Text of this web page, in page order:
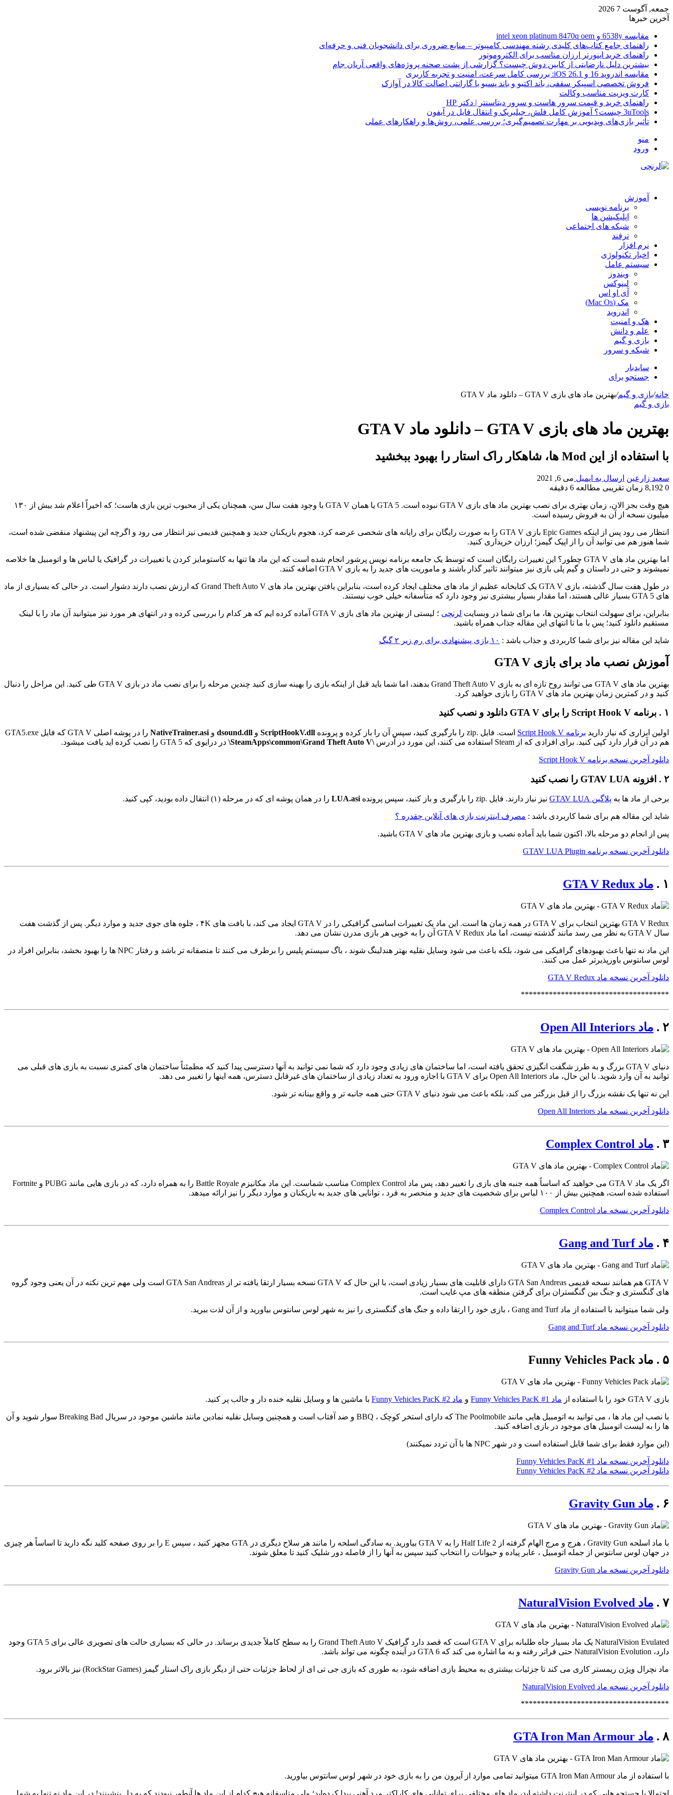
جمعه, آگوست 7 2026
آخرین خبرها
مقایسه 6538y و intel xeon platinum 8470q oem
راهنمای جامع کتاب‌های کلیدی رشته مهندسی کامپیوتر – منابع ضروری برای دانشجویان فنی و حرفه‌ای
راهنمای خرید اینورتر ارزان مناسب برای الکتروموتور
بیشترین دلیل نارضایتی از کابین دوش چیست؟ گزارشی از پشت صحنه پروژه‌های واقعی آریان جام
مقایسه اندروید 16 و iOS 26.1: بررسی کامل سرعت، امنیت و تجربه کاربری
فروش تخصصی اسپیکر سقفی، باند اکتیو و باند پسیو با گارانتی اصالت کالا در آوازک
کارت ویزیت مناسب وکالت
راهنمای خرید و قیمت سرور هاست و سرور دیتاسنتر | دکتر HP
3uTools چیست؟ آموزش کامل فلش، جیلبریک و انتقال فایل در آیفون
تأثیر بازی‌های ویدیویی بر مهارت تصمیم‌گیری؛ بررسی علمی، روش‌ها و راهکارهای عملی
منو
ورود
آموزش
برنامه نویسی
اپلیکیشن ها
شبکه های اجتماعی
ترفند
نرم افزار
اخبار تکنولوژی
سیستم عامل
ویندوز
لینوکس
آی او اس
مک (Mac Os)
اندروید
هک و امنیت
علم و دانش
بازی و گیم
شبکه و سرور
سایدبار
جستجو برای
خانه/بازی و گیم/بهترین ماد های بازی GTA V – دانلود ماد GTA V
بازی و گیم
بهترین ماد های بازی GTA V – دانلود ماد GTA V
با استفاده از این Mod ها، شاهکار راک استار را بهبود ببخشید
سعید زارعین ارسال به ایمیل می 6, 2021
0
زمان تقریبی مطالعه 6 دقیقه
هیچ وقت بجز الان، زمان بهتری برای نصب بهترین ماد های بازی GTA V نبوده است. GTA 5 یا همان GTA V با وجود هفت سال سن، همچنان یکی از محبوب ترین بازی هاست؛ که اخیراً اعلام شد بیش از ۱۳۰
میلیون نسخه از آن به فروش رسیده است.
انتظار می رود پس از اینکه Epic Games بازی GTA V را به صورت رایگان برای رایانه های شخصی عرضه کرد، هجوم بازیکنان جدید و همچنین قدیمی نیز انتظار می رود و اگرچه این پیشنهاد منقضی شده است،
شما هنوز هم می توانید آن را از اپیک گیمز؛ ارزان خریداری کنید.
اما بهترین ماد های GTA V چطور؟ این تغییرات رایگان است که توسط یک جامعه برنامه نویس پرشور انجام شده است که این ماد ها تنها به کاستومایز کردن یا تغییرات در گرافیک یا لباس ها و اتومبیل ها خلاصه
نمیشوند و حتی در داستان و گیم پلی بازی نیز میتوانند تاثیر گذار باشند و ماموریت های جدید را به بازی GTA V اضافه کنند.
در طول هفت سال گذشته، بازی GTA V یک کتابخانه عظیم از ماد های مختلف ایجاد کرده است، بنابراین یافتن بهترین ماد های Grand Theft Auto V که ارزش نصب دارند دشوار است. در حالی که بسیاری از ماد
های GTA 5 بسیار عالی هستند، اما مقدار بسیار بیشتری نیز وجود دارد که متأسفانه خیلی خوب نیستند.
بنابراین، برای سهولت انتخاب بهترین ها، ما برای شما در وبسایت لرنچی
؛ لیستی از بهترین ماد های بازی GTA V آماده کرده ایم که هر کدام را بررسی کرده و در انتهای هر مورد نیز میتوانید آن ماد را با لینک
مستقیم دانلود کنید؛ پس با ما تا انتهای این مقاله جذاب همراه باشید.
شاید این مقاله نیز برای شما کاربردی و جذاب باشد : ۱۰ بازی پیشنهادی برای رم زیر ۲ گیگ
آموزش نصب ماد برای بازی GTA V
بهترین ماد های GTA V می توانند روح تازه ای به بازی Grand Theft Auto V بدهند، اما شما باید قبل از اینکه بازی را بهینه سازی کنید چندین مرحله را برای نصب ماد در بازی GTA V طی کنید. این مراحل را دنبال
کنید و در کمترین زمان بهترین ماد های GTA V را بازی خواهید کرد.
۱ . برنامه Script Hook V را برای GTA V دانلود و نصب کنید
اولین ابزاری که نیاز دارید برنامه Script Hook V است. فایل .zip را بارگیری کنید، سپس آن را باز کرده و پرونده ScriptHookV.dll و dsound.dll و NativeTrainer.asi
را در پوشه اصلی GTA V که فایل GTA5.exe
هم در آن قرار دارد کپی کنید. برای افرادی که از Steam استفاده می کنند، این مورد در آدرس
\SteamApps\common\Grand Theft Auto V\ در درایوی که GTA 5 را نصب کرده اید یافت میشود.
دانلود آخرین نسخه برنامه Script Hook V
۲ . افزونه GTAV LUA را نصب کنید
برخی از ماد ها به پلاگین GTAV LUA نیز نیاز دارند. فایل .zip را بارگیری و باز کنید، سپس پرونده LUA.asi را در همان پوشه ای که در مرحله (۱) انتقال داده بودید، کپی کنید.
شاید این مقاله هم برای شما کاربردی باشد : مصرف اینترنت بازی های آنلاین چقدره ؟
پس از انجام دو مرحله بالا، اکنون شما باید آماده نصب و بازی بهترین ماد های GTA V باشید.
دانلود آخرین نسخه برنامه GTAV LUA Plugin
۱ . ماد GTA V Redux
GTA V Redux بهترین انتخاب برای GTA V در همه زمان ها است. این ماد یک تغییرات اساسی گرافیکی را در GTA V ایجاد می کند، با بافت های ۴K ، جلوه های جوی جدید و موارد دیگر. پس از گذشت هفت
سال GTA V به نظر می رسد مانند گذشته نیست، اما ماد GTA V Redux آن را به خوبی هر بازی مدرن نشان می دهد.
این ماد نه تنها باعث بهبودهای گرافیکی می شود، بلکه باعث می شود وسایل نقلیه بهتر هندلینگ شوند ، باگ سیستم پلیس را برطرف می کنند تا منصفانه تر باشد و رفتار NPC ها را بهبود بخشد، بنابراین افراد در
لوس سانتوس باورپذیرتر عمل می کنند.
دانلود آخرین نسخه ماد GTA V Redux
*************************************
۲ . ماد Open All Interiors
دنیای GTA V بزرگ و به طرز شگفت انگیزی تحقق یافته است، اما ساختمان های زیادی وجود دارد که شما نمی توانید به آنها دسترسی پیدا کنید که مطمئناً ساختمان های کمتری نسبت به بازی های قبلی می
توانید به آن وارد شوید. با این حال، ماد Open All Interiors برای GTA V با اجازه ورود به تعداد زیادی از ساختمان های غیرقابل دسترس، همه اینها را تغییر می دهد.
این نه تنها یک نقشه بزرگ را از قبل بزرگتر می کند، بلکه باعث می شود دنیای GTA V حتی همه جانبه تر و واقع بینانه تر شود.
دانلود آخرین نسخه ماد Open All Interiors
۳ . ماد Complex Control
اگر یک ماد GTA V می خواهید که اساساً همه جنبه های بازی را تغییر دهد، پس ماد Complex Control مناسب شماست. این ماد مکانیزم Battle Royale را به همراه دارد، که در بازی هایی مانند PUBG و Fortnite
استفاده شده است، همچنین بیش از ۱۰۰ لباس برای شخصیت های جدید و منحصر به فرد ، توانایی های جدید به بازیکنان و موارد دیگر را نیز ارائه میدهد.
دانلود آخرین نسخه ماد Complex Control
۴ . ماد Gang and Turf
GTA V هم همانند نسخه قدیمی GTA San Andreas دارای قابلیت های بسیار زیادی است، با این حال که GTA V نسخه بسیار ارتقا یافته تر از GTA San Andreas است ولی مهم ترین نکته در آن یعنی وجود گروه
های گنگستری و جنگ بین گنگستران برای گرفتن منطقه های مپ غایب است.
ولی شما میتوانید با استفاده از ماد Gang and Turf ، بازی خود را ارتقا داده و جنگ های گنگستری را نیز به شهر لوس سانتوس بیاورید و از آن لذت ببرید.
دانلود آخرین نسخه ماد Gang and Turf
۵ . ماد Funny Vehicles Pack
بازی GTA V خود را با استفاده از ماد Funny Vehicles PacK #1 و ماد Funny Vehicles PacK #2 با ماشین ها و وسایل نقلیه خنده دار و جالب پر کنید.
با نصب این ماد ها ، می توانید به اتومبیل هایی مانند The Poolmobile که دارای استخر کوچک ، BBQ و ضد آفتاب است و همچنین وسایل نقلیه نمادین مانند ماشین موجود در سریال Breaking Bad سوار شوید و آن
ها را به لیست اتومبیل های موجود در بازی اضافه کنید.
(این موارد فقط برای شما قابل استفاده است و در شهر NPC ها با آن تردد نمیکنند)
دانلود آخرین نسخه ماد Funny Vehicles PacK #1
دانلود آخرین نسخه ماد Funny Vehicles PacK #2
۶ . ماد Gravity Gun
با ماد اسلحه Gravity Gun ، هرج و مرج الهام گرفته از Half Life 2 را به GTA V بیاورید. به سادگی اسلحه را مانند هر سلاح دیگری در GTA مجهز کنید ، سپس E را بر روی صفحه کلید نگه دارید تا اساساً هر چیزی
در جهان لوس سانتوس از جمله اتومبیل ، عابر پیاده و حیوانات را انتخاب کنید سپس به آنها را از فاصله دور شلیک کنید تا معلق شوند.
دانلود آخرین نسخه ماد Gravity Gun
۷ . ماد NaturalVision Evolved
NaturalVision Evulated یک ماد بسیار جاه طلبانه برای GTA V است که قصد دارد گرافیک Grand Theft Auto V را به سطح کاملاً جدیدی برساند. در حالی که بسیاری حالت های تصویری عالی برای GTA 5 وجود
دارد، NaturalVision Evolution حتی فراتر رفته و به ما اشاره می کند که GTA 6 در آینده چگونه می تواند باشد.
ماد نچرال ویژن ریمستر کاری می کند تا جزئیات بیشتری به محیط بازی اضافه شود، به طوری که بازی جی تی ای از لحاظ جزئیات حتی از دیگر بازی راک استار گیمز (RockStar Games) نیز بالاتر برود.
دانلود آخرین نسخه ماد NaturalVision Evolved
*************************************
۸ . ماد GTA Iron Man Armour
با استفاده از ماد GTA Iron Man Armour میتوانید تمامی موارد از آیرون من را به بازی خود در شهر لوس سانتوس بیاورید.
احتمالا با جستجو هایی که در اینترنت داشته اید، ماد های مختلفی برای توانایی های کاراکتر مرد آهنی پیدا کرده‌اید؛ ولی متاسفانه هیچ کدام از این ماد ها آنطور نبودند که به دل بنشینند! در این ماد نه تنها به شما